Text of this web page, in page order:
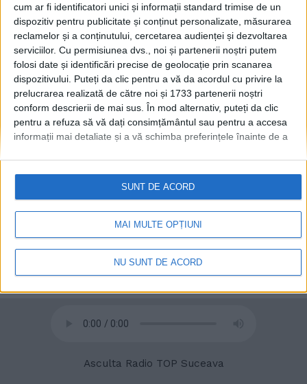
cum ar fi identificatori unici și informații standard trimise de un
dispozitiv pentru publicitate și conținut personalizate, măsurarea
reclamelor și a conținutului, cercetarea audienței și dezvoltarea
serviciilor. Cu permisiunea dvs., noi și partenerii noștri putem
folosi date și identificări precise de geolocație prin scanarea
dispozitivului. Puteți da clic pentru a vă da acordul cu privire la
prelucrarea realizată de către noi și 1733 partenerii noștri
conform descrierii de mai sus. În mod alternativ, puteți da clic
pentru a refuza să vă dați consimțământul sau pentru a accesa
informații mai detaliate și a vă schimba preferințele înainte de a
retrageți consimțământul în orice moment, revenind la acest site
și făcând clic pe butonul "Confidențialitate" din partea de jos a
paginii web.
MAI MULTE OPȚIUNI
NU SUNT DE ACORD
SUNT DE ACORD
© 2020 Radio TOP Suceava 104 FM
Asculta Radio TOP Suceava